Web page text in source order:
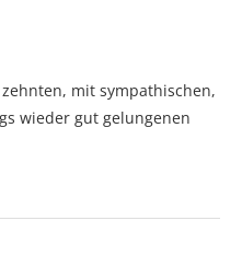
mit sympathischen,
wieder gut gelungenen